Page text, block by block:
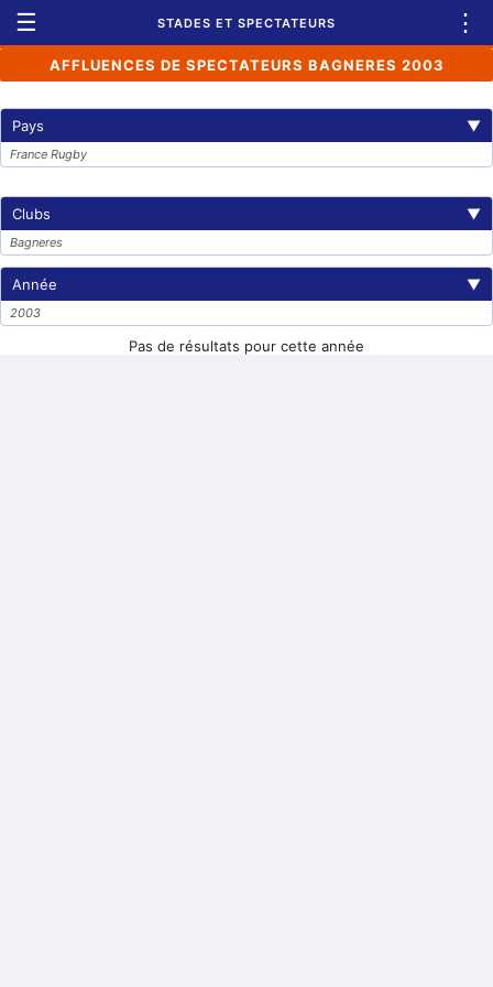
☰ STADES ET SPECTATEURS ⋮
AFFLUENCES DE SPECTATEURS BAGNERES 2003
Pays ▼
France Rugby
Clubs ▼
Bagneres
Année ▼
2003
Pas de résultats pour cette année